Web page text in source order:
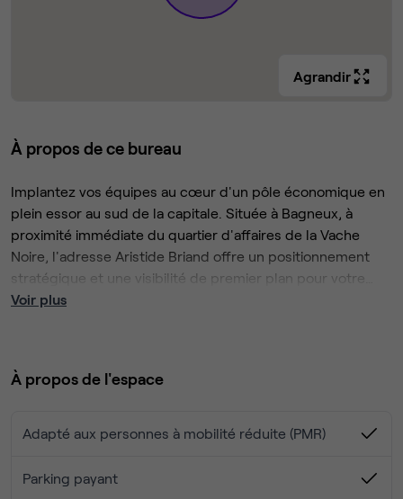
Agrandir
À propos de ce bureau
Implantez vos équipes au cœur d'un pôle économique en
plein essor au sud de la capitale. Située à Bagneux, à
proximité immédiate du quartier d'affaires de la Vache
Noire, l'adresse Aristide Briand offre un positionnement
stratégique et une visibilité de premier plan pour votre
entreprise.
avec les pôles de recherche et d'innovation franciliens en
numérique, du design, ainsi que pour les secteurs de
développement urbain du territoire.
performance et prestige :
Voir plus
À propos de l'espace
Adapté aux personnes à mobilité réduite (PMR)
Parking payant